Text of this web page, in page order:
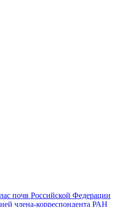
почв Российской Федерации
члена-корреспондента РАН